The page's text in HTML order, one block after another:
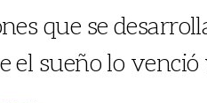
que se
el sueño lo venció